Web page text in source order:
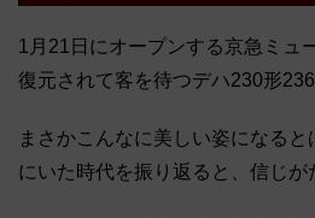
1月21日にオープンする京急ミュ
復元されて客を待つデハ230形236
まさかこんなに美しい姿になる
にいた時代を振り返ると、信じが